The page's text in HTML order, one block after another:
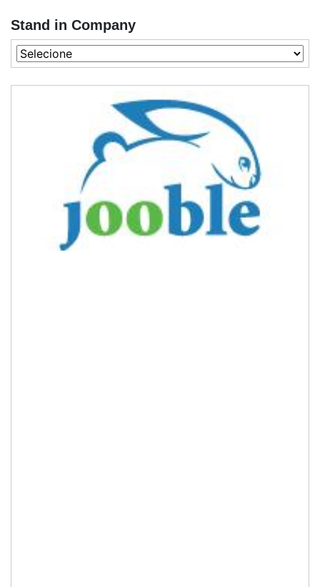
Stand in Company